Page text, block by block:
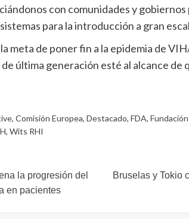
con comunidades y
para la introducción a gran
meta de poner fin a la epidemia de
última generación esté al alcance de
, Comisión Europea, Destacado, FDA,
, Wits RHI
la progresión del
en pacientes
Bruselas y Tokio